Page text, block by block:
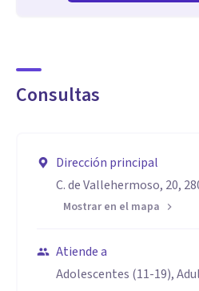
Consultas
Dirección principal
C. de Vallehermoso, 20,
Mostrar en el mapa
Atiende a
Adolescentes (11-19),